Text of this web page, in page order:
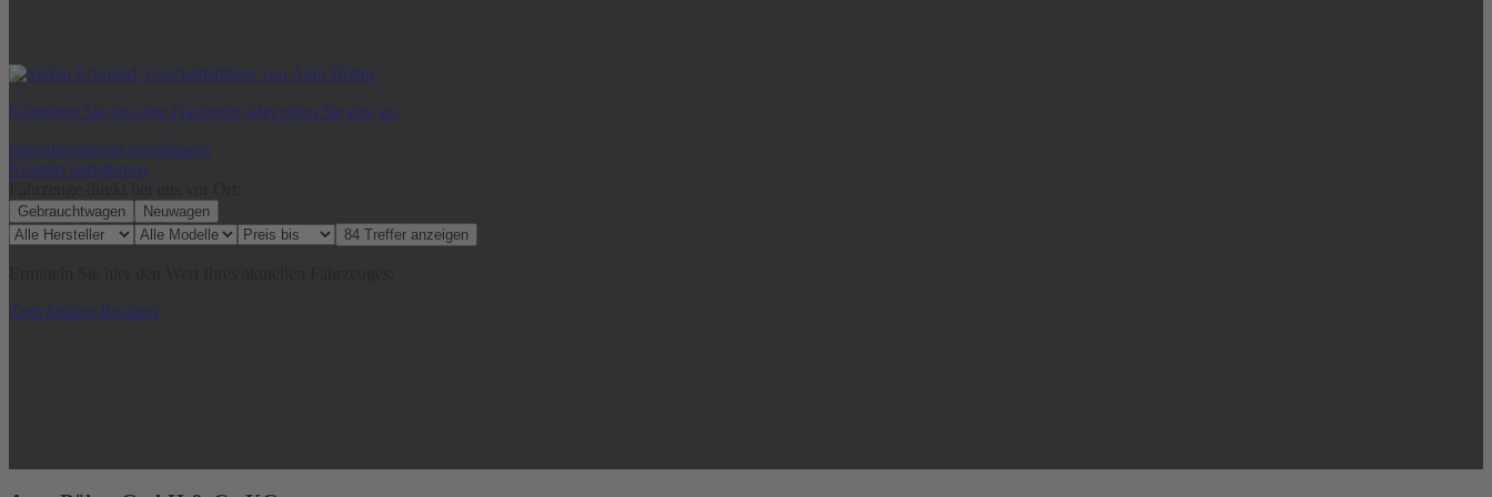
Schreiben Sie uns eine Nachricht oder rufen Sie uns an.
Beratungstermin vereinbaren
Kontakt aufnehmen
Gebrauchtwagen Neuwagen
Zum Online-Rechner